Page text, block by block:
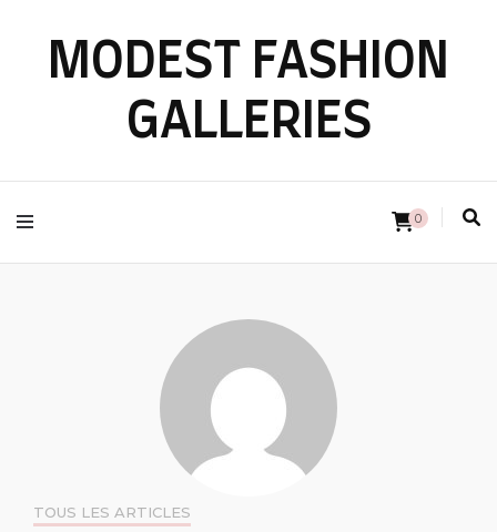
MODEST FASHION
GALLERIES
0
TOUS LES ARTICLES